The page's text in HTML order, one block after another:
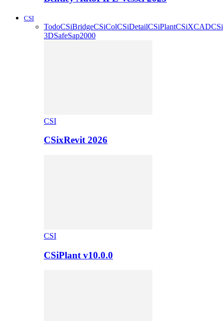
CSI
TodoCSiBridgeCSiColCSiDetailCSiPlantCSiXCAD
3DSafeSap2000
CSI
CSixRevit 2026
CSI
CSiPlant v10.0.0